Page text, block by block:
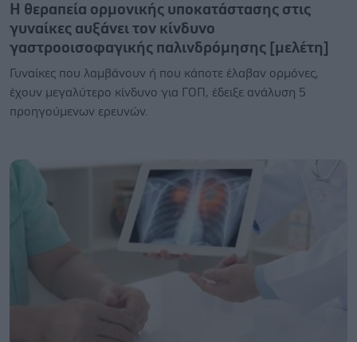
Η θεραπεία ορμονικής υποκατάστασης στις
γυναίκες αυξάνει τον κίνδυνο
γαστροοισοφαγικής παλινδρόμησης [μελέτη]
Γυναίκες που λαμβάνουν ή που κάποτε έλαβαν ορμόνες,
έχουν μεγαλύτερο κίνδυνο για ΓΟΠ, έδειξε ανάλυση 5
προηγούμενων ερευνών.